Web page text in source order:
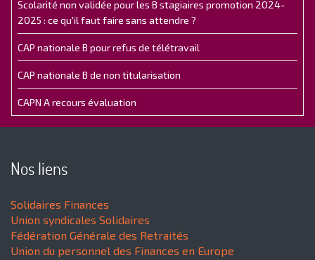
Scolarité non validée pour les B stagiaires promotion 2024-
2025 : ce qu'il faut faire sans attendre ?
CAP nationale B pour refus de télétravail
CAP nationale B de non titularisation
CAPN A recours évaluation
Nos liens
Solidaires Finances
Union syndicales Solidaires
Fédération Générale des Retraités
Union du personnel des Finances en Europe